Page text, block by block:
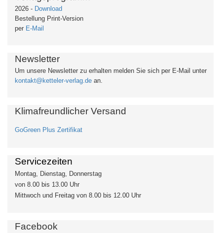
2026 - Download
Bestellung Print-Version
per E-Mail
Newsletter
Um unsere Newsletter zu erhalten melden Sie sich per E-Mail unter
kontakt@ketteler-verlag.de an.
Klimafreundlicher Versand
GoGreen Plus Zertifikat
Servicezeiten
Montag, Dienstag, Donnerstag
von 8.00 bis 13.00 Uhr
Mittwoch und Freitag von 8.00 bis 12.00 Uhr
Facebook